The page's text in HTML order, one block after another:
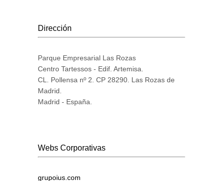
Dirección
Parque Empresarial Las Rozas
Centro Tartessos - Edif. Artemisa.
CL. Pollensa nº 2. CP 28290. Las Rozas de
Madrid.
Madrid - España.
Webs Corporativas
grupoius.com